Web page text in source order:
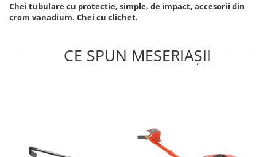
Sisteme de ridicare si sustinere
Cricuri Hidraulice
Surubelnite Si Biti
Masini de echilibrat roti
Chei tubulare cu protectie, simple, de impact, accesorii din
crom vanadium. Chei cu clichet.
CE SPUN MESERIAȘII